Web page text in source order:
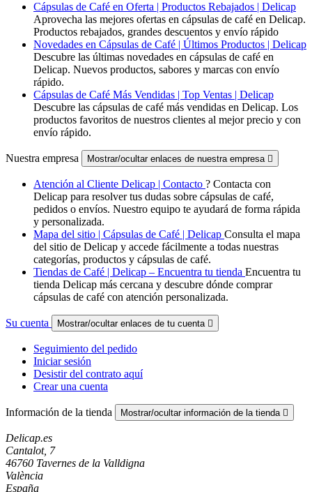
Cápsulas de Café en Oferta | Productos Rebajados | Delicap
Aprovecha las mejores ofertas en cápsulas de café en Delicap.
Productos rebajados, grandes descuentos y envío rápido
Novedades en Cápsulas de Café | Últimos Productos | Delicap
Descubre las últimas novedades en cápsulas de café en
Delicap. Nuevos productos, sabores y marcas con envío
rápido.
Cápsulas de Café Más Vendidas | Top Ventas | Delicap
Descubre las cápsulas de café más vendidas en Delicap. Los
productos favoritos de nuestros clientes al mejor precio y con
envío rápido.
Nuestra empresa Mostrar/ocultar enlaces de nuestra empresa 
Atención al Cliente Delicap | Contacto ? Contacta con
Delicap para resolver tus dudas sobre cápsulas de café,
pedidos o envíos. Nuestro equipo te ayudará de forma rápida
y personalizada.
Mapa del sitio | Cápsulas de Café | Delicap Consulta el mapa
del sitio de Delicap y accede fácilmente a todas nuestras
categorías, productos y cápsulas de café.
Tiendas de Café | Delicap – Encuentra tu tienda Encuentra tu
tienda Delicap más cercana y descubre dónde comprar
cápsulas de café con atención personalizada.
Su cuenta Mostrar/ocultar enlaces de tu cuenta 
Seguimiento del pedido
Iniciar sesión
Desistir del contrato aquí
Crear una cuenta
Información de la tienda Mostrar/ocultar información de la tienda 
Delicap.es
Cantalot, 7
46760 Tavernes de la Valldigna
València
España